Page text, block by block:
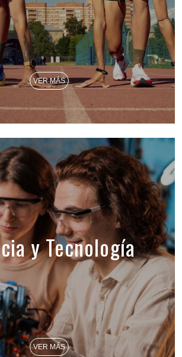
VER MÁS
y Tecnología
VER MÁS